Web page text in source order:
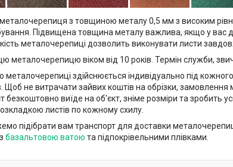
з товщиною металу 0,5 мм з високим
Підвищена товщина металу важлива, якщо у вас
металочерепиці дозволить виконувати листи
металочерепицю віком від 10 років. Термін служби,
металочерепиці здійснюється індивідуально під
Щоб не витрачати зайвих коштів на обрізки,
безкоштовно виїде на об'єкт, зніме розміри та зробить
листів по кожному схилу.
підібрати вам транспорт для доставки
базальтовою ватою та підпокрівельними плівками.